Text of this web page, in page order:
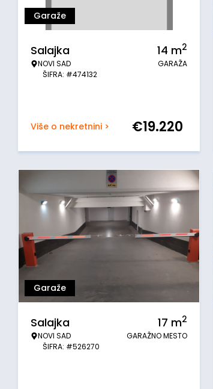
Garaže
Salajka
NOVI SAD
ŠIFRA: #474132
14 m2
GARAŽA
Više o nekretnini > €19.220
Garaže
Salajka
NOVI SAD
ŠIFRA: #526270
17 m2
GARAŽNO MESTO